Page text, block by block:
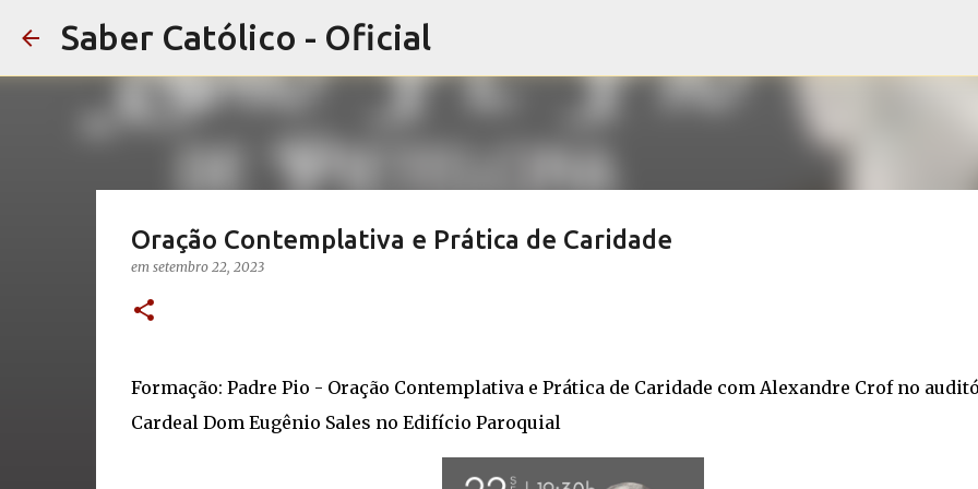
Saber Católico - Oficial
Oração Contemplativa e Prática de Caridade
em setembro 22, 2023
Formação: Padre Pio - Oração Contemplativa e Prática de Caridade com Alexandre Crof no
Cardeal Dom Eugênio Sales no Edifício Paroquial